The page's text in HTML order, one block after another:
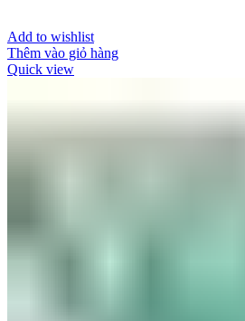
Add to wishlist
Thêm vào giỏ hàng
Quick view